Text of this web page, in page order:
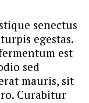
senectus
egestas.
est
sed
mauris, sit
Curabitur